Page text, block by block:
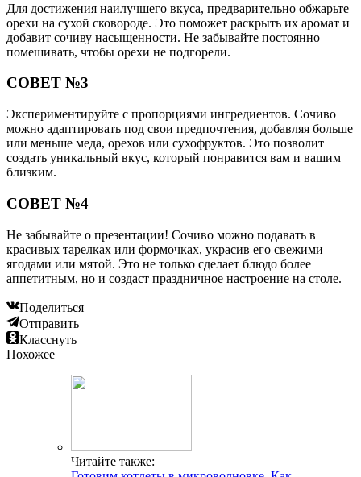
Для достижения наилучшего вкуса, предварительно обжарьте
орехи на сухой сковороде. Это поможет раскрыть их аромат и
добавит сочиву насыщенности. Не забывайте постоянно
помешивать, чтобы орехи не подгорели.
СОВЕТ №3
Экспериментируйте с пропорциями ингредиентов. Сочиво
можно адаптировать под свои предпочтения, добавляя больше
или меньше меда, орехов или сухофруктов. Это позволит
создать уникальный вкус, который понравится вам и вашим
близким.
СОВЕТ №4
Не забывайте о презентации! Сочиво можно подавать в
красивых тарелках или формочках, украсив его свежими
ягодами или мятой. Это не только сделает блюдо более
аппетитным, но и создаст праздничное настроение на столе.
Поделиться
Отправить
Класснуть
Похожее
Читайте также: